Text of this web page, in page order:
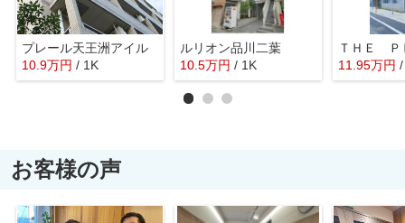
プレール天王洲アイル
10.9万円 / 1K
ルリオン品川二葉
10.5万円 / 1K 11.95万円
お客様の声